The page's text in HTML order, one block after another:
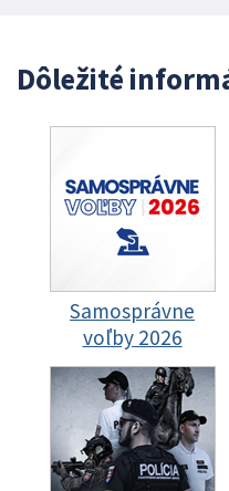
Dôležité
Samosprávne
voľby 2026